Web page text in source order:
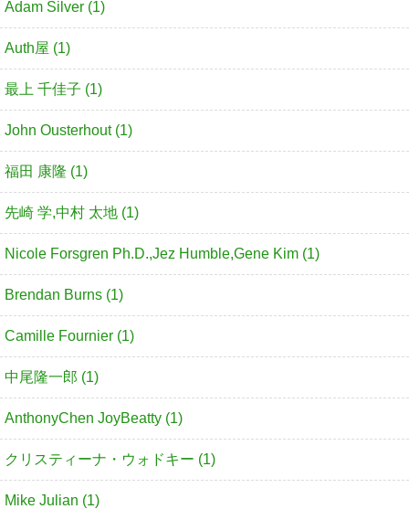
Adam Silver (1)
Auth屋 (1)
最上 千佳子 (1)
John Ousterhout (1)
福田 康隆 (1)
先崎 学,中村 太地 (1)
Nicole Forsgren Ph.D.,Jez Humble,Gene Kim (1)
Brendan Burns (1)
Camille Fournier (1)
中尾隆一郎 (1)
AnthonyChen JoyBeatty (1)
クリスティーナ・ウォドキー (1)
Mike Julian (1)